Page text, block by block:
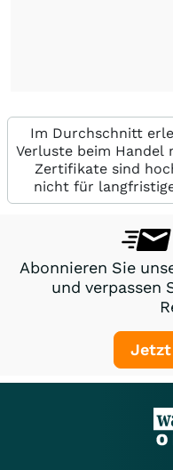
Im Durchschnitt
Verluste beim
Zertifikate sind
nicht für
Abonnieren Sie
und verpassen
Jetzt